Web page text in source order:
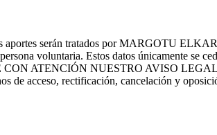
aportes serán tratados por MARGOTU
voluntaria. Estos datos únicamente se
CON ATENCIÓN NUESTRO AVISO
de acceso, rectificación, cancelación y